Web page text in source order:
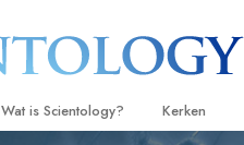
Wat is Scientology? Kerken